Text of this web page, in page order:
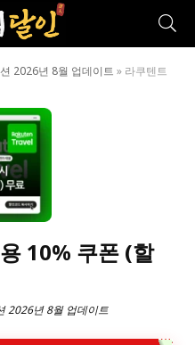
2026년 8월 업데이트 » 라쿠텐트
10% 쿠폰 (할
2026년 8월 업데이트